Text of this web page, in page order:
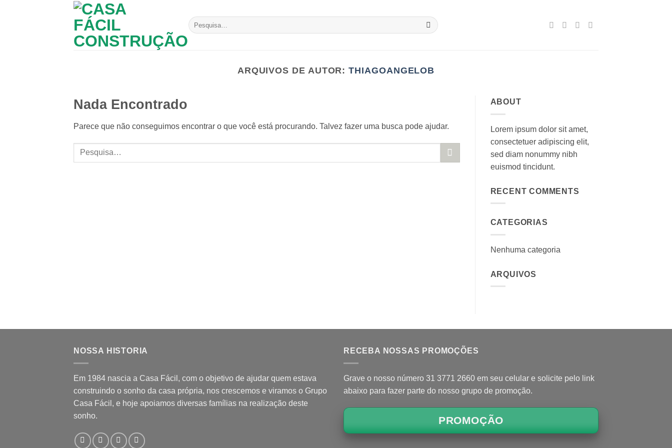
Pesquisar
por:
ARQUIVOS DE AUTOR:THIAGOANGELOB
Nada Encontrado
Parece que não conseguimos encontrar o que você está procurando. Talvez fazer uma busca pode ajudar.
ABOUT
Lorem ipsum dolor sit amet,
consectetuer adipiscing elit,
sed diam nonummy nibh
euismod tincidunt.
RECENT COMMENTS
CATEGORIAS
Nenhuma categoria
ARQUIVOS
NOSSA HISTORIA
Em 1984 nascia a Casa Fácil, com o objetivo de ajudar quem estava
construindo o sonho da casa própria, nos crescemos e viramos o Grupo
Casa Fácil, e hoje apoiamos diversas famílias na realização deste
sonho.
RECEBA NOSSAS PROMOÇÕES
Grave o nosso número 31 3771 2660 em seu celular e solicite pelo link
abaixo para fazer parte do nosso grupo de promoção.
PROMOÇÃO